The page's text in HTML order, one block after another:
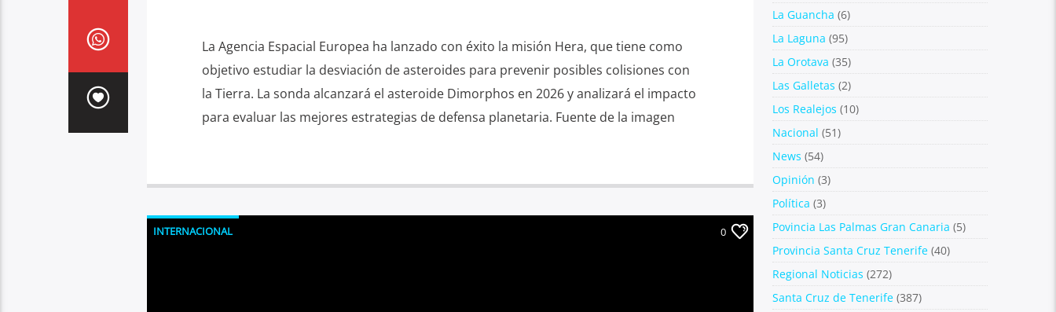
La Agencia Espacial Europea ha lanzado con éxito la misión Hera, que tiene como
objetivo estudiar la desviación de asteroides para prevenir posibles colisiones con
la Tierra. La sonda alcanzará el asteroide Dimorphos en 2026 y analizará el impacto
para evaluar las mejores estrategias de defensa planetaria. Fuente de la imagen
INTERNACIONAL 0
La Guancha (6)
La Laguna (95)
La Orotava (35)
Las Galletas (2)
Los Realejos (10)
Nacional (51)
News (54)
Opinión (3)
Política (3)
Povincia Las Palmas Gran Canaria (5)
Provincia Santa Cruz Tenerife(40)
Regional Noticias (272)
Santa Cruz de Tenerife(387)